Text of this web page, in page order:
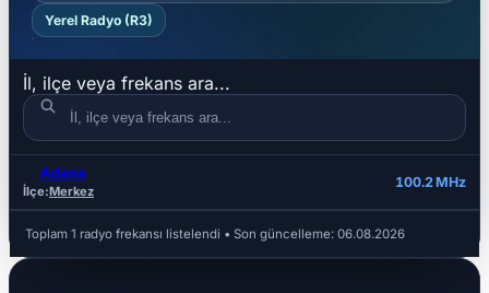
Yerel Radyo (R3)
İl, ilçe veya frekans ara...
İL
Adana
İlçe:Merkez
100.2 MHz
Toplam 1 radyo frekansı listelendi • Son güncelleme:06.08.2026